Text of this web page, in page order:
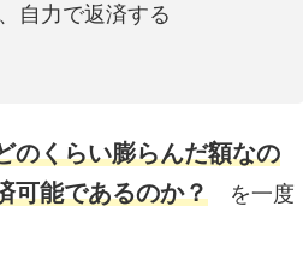
自力で返済する
くらい膨らんだ額なの
可能であるのか？ を一度